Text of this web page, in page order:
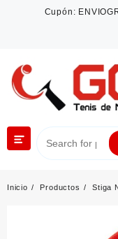
Cupón:
Inicio Productos Stiga